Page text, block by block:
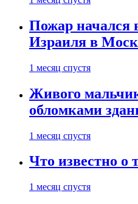
Пожар начался
Израиля в
1 месяц спустя
Живого
обломками
1 месяц спустя
Что известно о
1 месяц спустя